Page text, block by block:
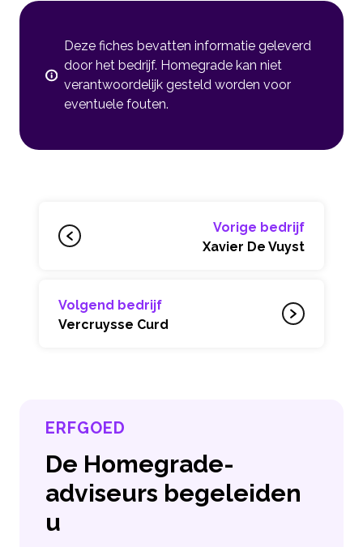
Deze fiches bevatten informatie geleverd
door het bedrijf. Homegrade kan niet
verantwoordelijk gesteld worden voor
eventuele fouten.
Vorige bedrijf
Xavier De Vuyst
Volgend bedrijf
Vercruysse Curd
ERFGOED
De Homegrade-
adviseurs begeleiden
u